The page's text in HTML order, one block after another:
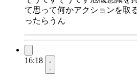
て思って何かアクションを取
ったらうん
16:18